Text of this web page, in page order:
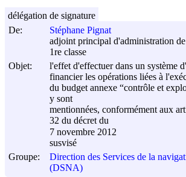
De:
Stéphane Pignat
adjoint principal d'administration
1re classe
Objet:
l'effet d'effectuer dans un système
financier les opérations liées à
du budget annexe “contrôle et
y sont
mentionnées, conformément aux
32 du décret du
7 novembre 2012
susvisé
Groupe:
Direction des Services de la
(DSNA)
délégation de signature